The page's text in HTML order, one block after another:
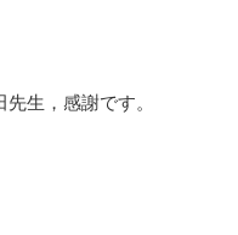
生，感謝です。